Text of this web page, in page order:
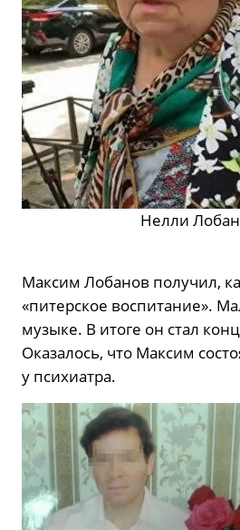
Нелли
Максим Лобанов получил,
«питерское воспитание».
музыке. В итоге он стал
Оказалось, что Максим
у психиатра.